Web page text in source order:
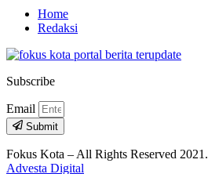
Home
Redaksi
Subscribe
Email
Submit
Fokus Kota – All Rights Reserved 2021.
Advesta Digital